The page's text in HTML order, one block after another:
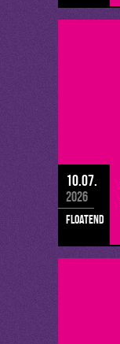
10.07.
2026
floatend